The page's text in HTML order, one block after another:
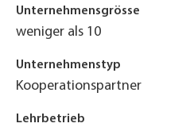
Unternehmensgrösse
weniger als 10
Unternehmenstyp
Kooperationspartner
Lehrbetrieb